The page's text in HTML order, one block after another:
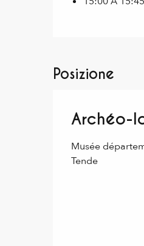
Posizione
Archéo-
Musée
Tende